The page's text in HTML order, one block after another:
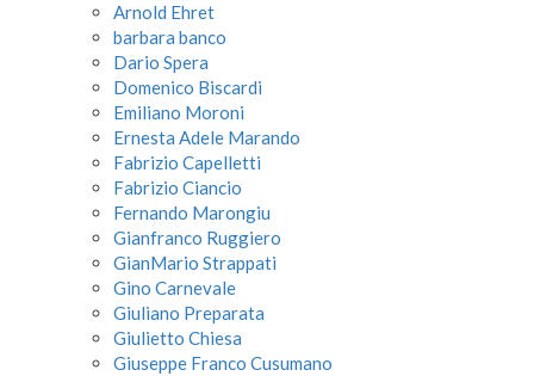
Arnold Ehret
barbara banco
Dario Spera
Domenico Biscardi
Emiliano Moroni
Ernesta Adele Marando
Fabrizio Capelletti
Fabrizio Ciancio
Fernando Marongiu
Gianfranco Ruggiero
GianMario Strappati
Gino Carnevale
Giuliano Preparata
Giulietto Chiesa
Giuseppe Franco Cusumano